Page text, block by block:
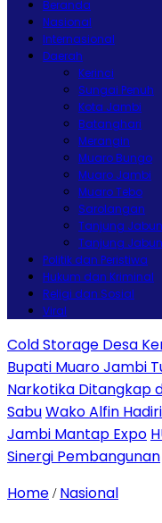
Beranda
Nasional
Internasional
Daerah
Kerinci
Sungai Penuh
Kota Jambi
Batanghari
Merangin
Muaro Bungo
Muaro Jambi
Muaro Tebo
Sarolangan
Tanjung
Tanjung
Politik dan Peristiwa
Hukum dan Kriminal
Religi dan Sosial
Viral
Cold Storage Desa
Bupati Muaro Jambi
Narkotika Ditangkap
SabuWako Alfin
Jambi Mantap Expo
Sinergi Pembangunan
Home / Nasional